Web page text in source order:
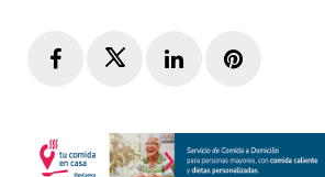
FacebookTwitterLinkedInPinterest